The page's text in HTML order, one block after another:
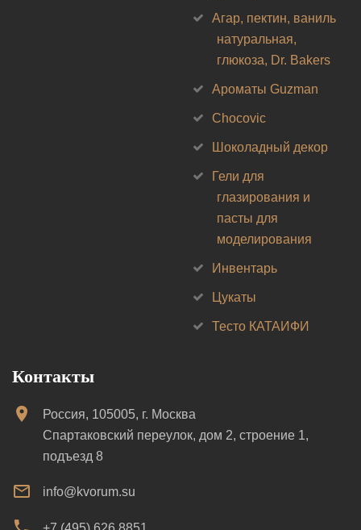
Агар, пектин, ваниль
натуральная,
глюкоза, Dr. Bakers
Ароматы Guzman
Chocovic
Шоколадный декор
Гели для
глазирования и
пасты для
моделирования
Инвентарь
Цукаты
Тесто КАТАИФИ
Контакты
Россия, 105005, г. Москва
Спартаковский переулок, дом 2, строение 1,
подъезд 8
info@kvorum.su